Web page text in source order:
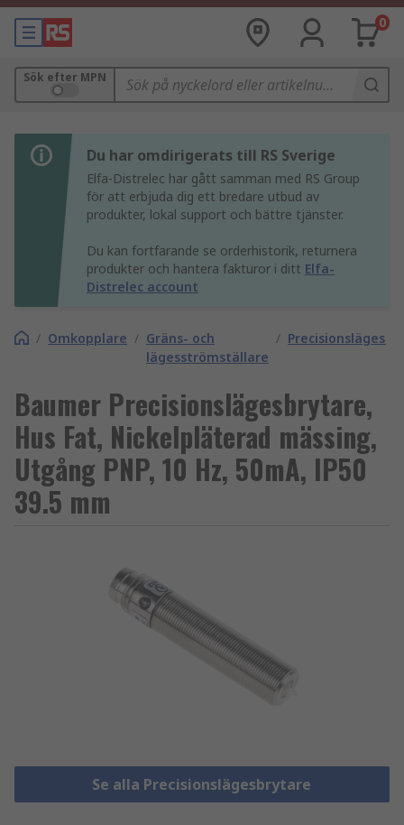
0
Sök efter MPN
Du har omdirigerats till RS Sverige
Elfa-Distrelec har gått samman med RS Group
för att erbjuda dig ett bredare utbud av
produkter, lokal support och bättre tjänster.
Du kan fortfarande se orderhistorik, returnera
produkter och hantera fakturor i ditt Elfa-
Distrelec account
/ Omkopplare / Gräns- och
lägesströmställare
/
Baumer Precisionslägesbrytare,
Hus Fat, Nickelpläterad mässing,
Utgång PNP, 10 Hz, 50mA, IP50
39.5 mm
Se alla Precisionslägesbrytare